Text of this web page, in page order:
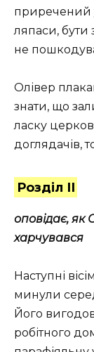
приречений
ляпаси,
не
Олівер
знати, що
ласку
доглядачів,
Розділ ІІ
оповідає, як
харчувався
Наступні
минули
Його
робітного